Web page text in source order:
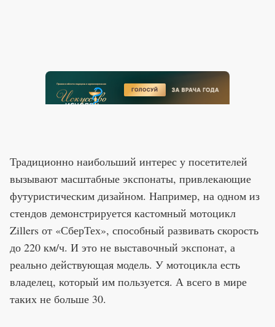
Традиционно наибольший интерес у посетителей
вызывают масштабные экспонаты, привлекающие
футуристическим дизайном. Например, на одном из
стендов демонстрируется кастомный мотоцикл
Zillers от «СберТех», способный развивать скорость
до 220 км/ч. И это не выставочный экспонат, а
реально действующая модель. У мотоцикла есть
владелец, который им пользуется. А всего в мире
таких не больше 30.